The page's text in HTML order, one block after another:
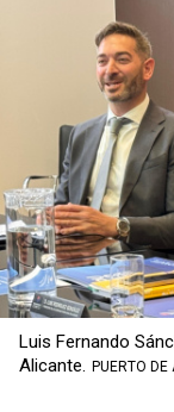
Copiar
Luis Fernando
Alicante. PUERTO DE